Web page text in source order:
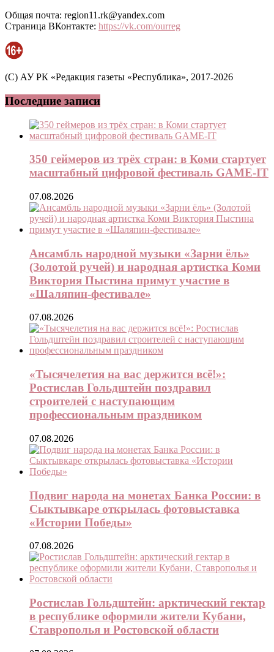
Общая почта: region11.rk@yandex.com
Страница ВКонтакте: https://vk.com/ourreg
(C) АУ РК «Редакция газеты «Республика», 2017-2026
Последние записи
350 геймеров из трёх стран: в Коми стартует
масштабный цифровой фестиваль GAME-IT
07.08.2026
Ансамбль народной музыки «Зарни ёль»
(Золотой ручей) и народная артистка Коми
Виктория Пыстина примут участие в
«Шаляпин-фестивале»
07.08.2026
«Тысячелетия на вас держится всё!»:
Ростислав Гольдштейн поздравил
строителей с наступающим
профессиональным праздником
07.08.2026
Подвиг народа на монетах Банка России: в
Сыктывкаре открылась фотовыставка
«Истории Победы»
07.08.2026
Ростислав Гольдштейн: арктический гектар
в республике оформили жители Кубани,
Ставрополья и Ростовской области